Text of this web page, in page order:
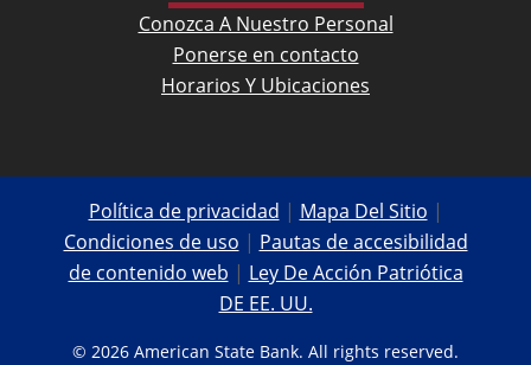
Conozca A Nuestro Personal
Ponerse en contacto
Horarios Y Ubicaciones
Política de privacidad | Mapa Del Sitio |
Condiciones de uso | Pautas de accesibilidad
de contenido web | Ley De Acción Patriótica
DE EE. UU.
© 2026 American State Bank. All rights reserved.